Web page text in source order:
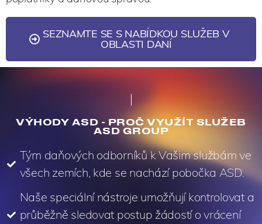
SEZNAMTE SE S NABÍDKOU SLUŽEB V
OBLASTI DANÍ
VÝHODY ASD - PROČ VYUŽÍT SLUŽEB
ASD GROUP
Tým daňových odborníků k Vašim službám ve
všech zemích, kde se nachází pobočka ASD.
Naše speciální nástroje umožňují kontrolovat a
průběžně sledovat postup žádostí o vrácení